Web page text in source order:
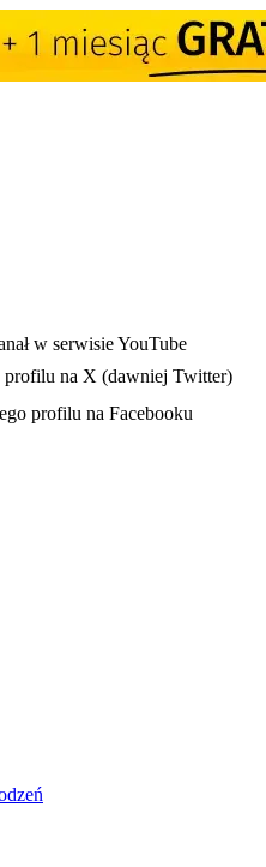
karcie
w serwisie YouTube
profilu na X (dawniej Twitter)
karcie
profilu na Facebooku